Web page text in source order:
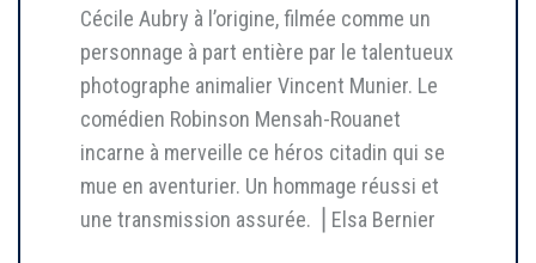
Cécile Aubry à l’origine, filmée comme un
personnage à part entière par le talentueux
photographe animalier Vincent Munier. Le
comédien Robinson Mensah-Rouanet
incarne à merveille ce héros citadin qui se
mue en aventurier. Un hommage réussi et
une transmission assurée. ⎥ Elsa Bernier